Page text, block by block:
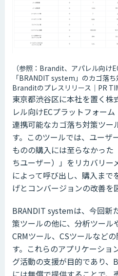
（参照：Brandit、アパレル向け
「BRANDIT system」のカゴ落
Branditのプレスリリース｜PR
東京都渋谷区に本社を置く
レル向けECプラットフォー
連携可能なカゴ落ち対策ツー
す。このツールでは、ユーザ
ものの購入には至らなかった
ちユーザー）」をリカバリー
によって呼び出し、購入まで
げとコンバージョンの改善を
BRANDIT systemは、今回新
策ツールの他に、分析ツール
CRMツール、CSツールなど
す。これらのアプリケーショ
グ活動の支援が目的であり、